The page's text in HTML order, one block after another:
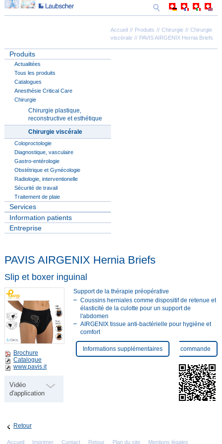
Accueil Produits Chirurgie
Chirurgie
viscérale
PAVIS AIRGENIX Hernia Briefs
Produits
Actualitées
Tous les produits
Catalogues
Anesthésie Critical Care
Chirurgie
Chirurgie plastique,
reconstructive et esthétique
Chirurgie viscérale
Coloproctologie
Diagnostique, vasculaire
Gastro-entérologie
Obstétrique et Gynécologie
Radiologie, interventionelle
Sécurité de travail
Traitement de plaie
Services
Information patients
Entreprise
PAVIS AIRGENIX Hernia Briefs
Slip et boxer inguinal
Brochure
Catalogue
www.pavis.it
Vidéo
d'application
Support de la thérapie préopérative
Coussins herniales comme dispositif de retenue et
élasticité de la culotte pour un support de
l'abdomen
AIRGENIX tissue anti-bactérielle pour hygiéne et
comfort
Informations supplémentairesFeuille commande
Retour
Accueil Imprimer Contact Retour Plan du site Mentions légales